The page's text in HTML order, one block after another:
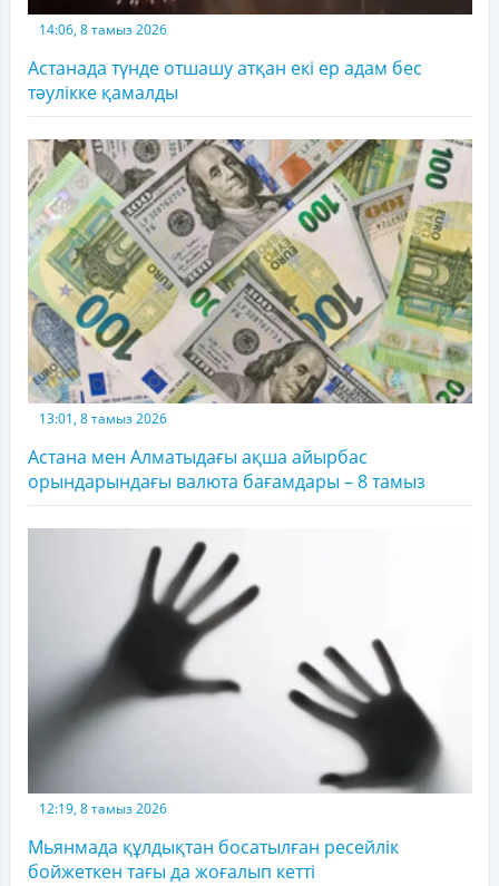
14:06, 8 тамыз 2026
Астанада түнде отшашу атқан екі ер адам бес
тәулікке қамалды
13:01, 8 тамыз 2026
Астана мен Алматыдағы ақша айырбас
орындарындағы валюта бағамдары – 8 тамыз
12:19, 8 тамыз 2026
Мьянмада құлдықтан босатылған ресейлік
бойжеткен тағы да жоғалып кетті